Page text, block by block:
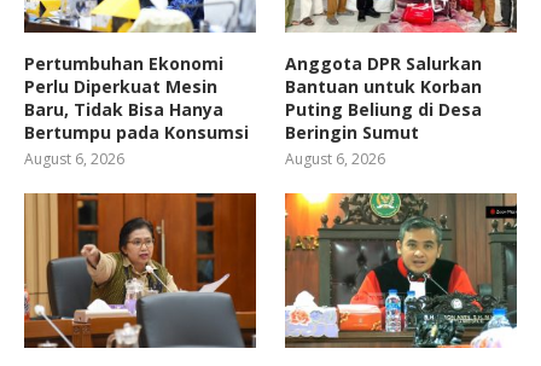
Pertumbuhan Ekonomi
Perlu Diperkuat Mesin
Baru, Tidak Bisa Hanya
Bertumpu pada Konsumsi
August 6, 2026
Anggota DPR Salurkan
Bantuan untuk Korban
Puting Beliung di Desa
Beringin Sumut
August 6, 2026